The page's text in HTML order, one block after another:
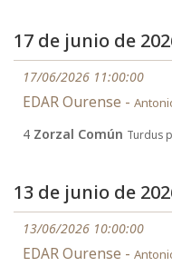
17 de junio de
17/06/2026 11:00:00
EDAR Ourense -
4 Zorzal Común Turdus
13 de junio de
13/06/2026 10:00:00
EDAR Ourense -